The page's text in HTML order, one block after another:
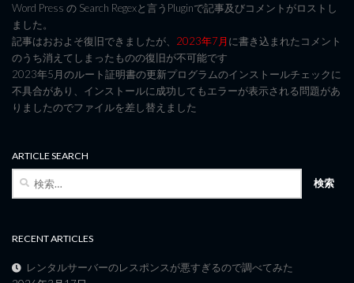
Word Press の Search Regexと言うPluginで記事及びコメントがロストし
ました。
記事はおおよそ復旧できましたが、 2023年7月に書き込まれたコメント
のうち消えてしまったものの復旧が不可能です
2023年5月のルート証明書の更新プログラムのインストールチェックに
不具合があり、インストールに成功してもエラーが表示される問題があ
りましたのでファイルを差し替えました
ARTICLE SEARCH
RECENT ARTICLES
レンタルサーバーのレスポンスが悪すぎるので調べてみた